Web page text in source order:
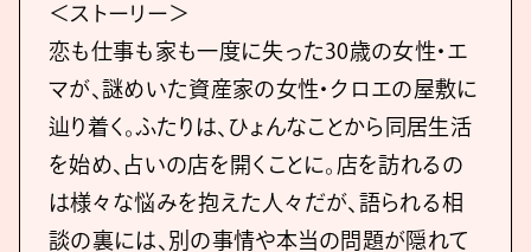
＜ストーリー＞
恋も仕事も家も一度に失った30歳の女性・エ
マが、謎めいた資産家の女性・クロエの屋敷に
辿り着く。ふたりは、ひょんなことから同居生活
を始め、占いの店を開くことに。店を訪れるの
は様々な悩みを抱えた人々だが、語られる相
談の裏には、別の事情や本当の問題が隠れて